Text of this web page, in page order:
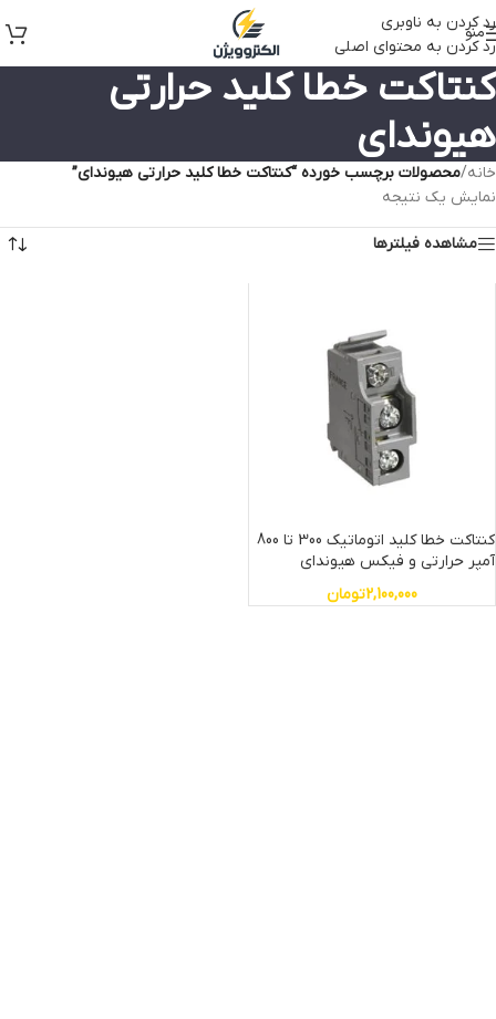
رد کردن به ناوبری
رد کردن به محتوای اصلی
منو
کنتاکت خطا کلید حرارتی
هیوندای
خانه/محصولات برچسب خورده “کنتاکت خطا کلید حرارتی هیوندای”
نمایش یک نتیجه
مشاهده فیلترها
کنتاکت خطا کلید اتوماتیک 300 تا 800
آمپر حرارتی و فیکس هیوندای
2,100,000تومان